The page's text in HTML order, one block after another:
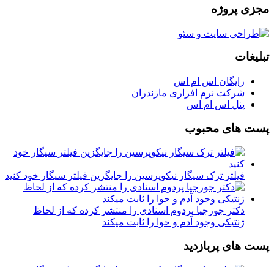
مجزی پروژه
تبلیغات
رایگان اس ام اس
شرکت نرم افزاری مازندران
پنل اس ام اس
پست های محبوب
فیلتر ترک سیگار نیکوپرسین را جایگزین فیلتر سیگار خود کنید
دکتر جورجیا پردوم اسنادی را منتشر کرده که از لحاظ
ژنتیکی وجود آدم و حوا را ثابت میکند
پست های پربازدید